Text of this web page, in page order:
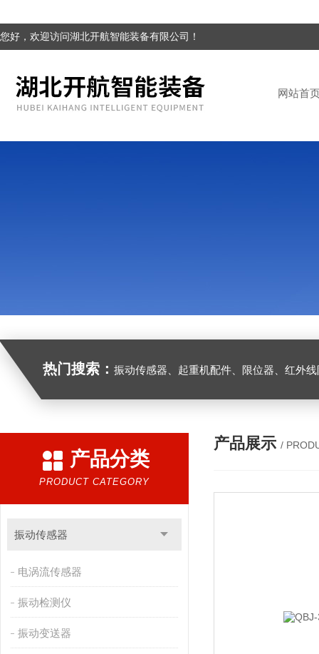
您好，欢迎访问湖北开航智能装备有限公司！
网站首
热门搜索： 振动传感器、起重机配件、限位器、红外线防撞器
产品分类
PRODUCT CATEGORY
振动传感器
电涡流传感器
振动检测仪
振动变送器
产品展示 /